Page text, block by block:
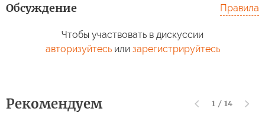
Обсуждение Правила
Чтобы участвовать в дискуссии
авторизуйтесьили зарегистрируйтесь
Рекомендуем 1 / 14